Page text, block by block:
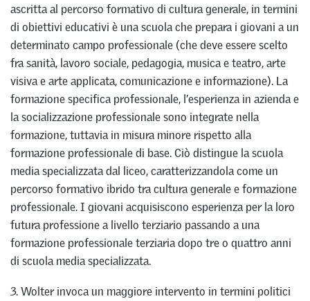
ascritta al percorso formativo di cultura generale, in termini
di obiettivi educativi è una scuola che prepara i giovani a un
determinato campo professionale (che deve essere scelto
fra sanità, lavoro sociale, pedagogia, musica e teatro, arte
visiva e arte applicata, comunicazione e informazione). La
formazione specifica professionale, l’esperienza in azienda e
la socializzazione professionale sono integrate nella
formazione, tuttavia in misura minore rispetto alla
formazione professionale di base. Ciò distingue la scuola
media specializzata dal liceo, caratterizzandola come un
percorso formativo ibrido tra cultura generale e formazione
professionale. I giovani acquisiscono esperienza per la loro
futura professione a livello terziario passando a una
formazione professionale terziaria dopo tre o quattro anni
di scuola media specializzata.
3. Wolter invoca un maggiore intervento in termini politici